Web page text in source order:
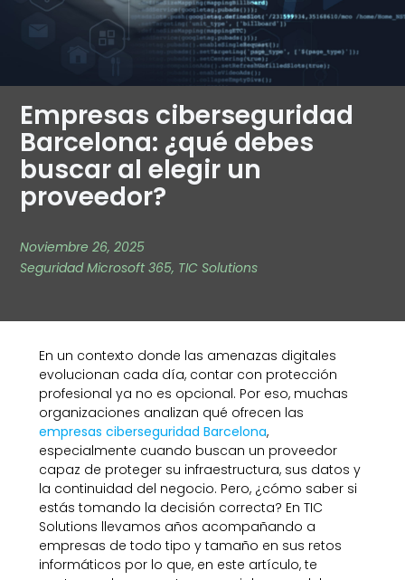
Empresas ciberseguridad
Barcelona: ¿qué debes
buscar al elegir un
proveedor?
Noviembre 26, 2025
Seguridad Microsoft 365, TIC Solutions
En un contexto donde las amenazas digitales
evolucionan cada día, contar con protección
profesional ya no es opcional. Por eso, muchas
organizaciones analizan qué ofrecen las
empresas ciberseguridad Barcelona,
especialmente cuando buscan un proveedor
capaz de proteger su infraestructura, sus datos y
la continuidad del negocio. Pero, ¿cómo saber si
estás tomando la decisión correcta? En TIC
Solutions llevamos años acompañando a
empresas de todo tipo y tamaño en sus retos
informáticos por lo que, en este artículo, te